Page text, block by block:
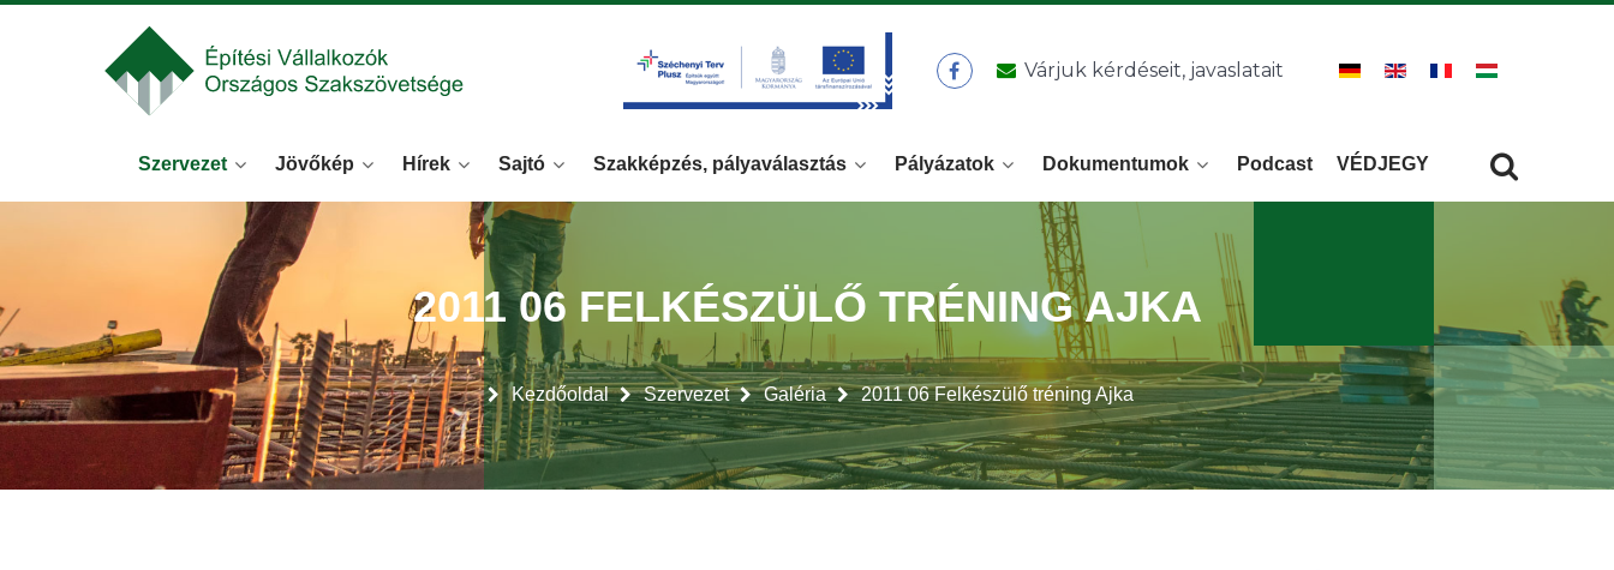
Várjuk kérdéseit, javaslatait
Szervezet Jövőkép Hírek Sajtó Szakképzés, pályaválasztás Pályázatok Dokumentumok Podcast VÉDJEGY
Keresés
Kezdőoldal Szervezet Galéria 2011 06 Felkészülő tréning Ajka
2011 06 FELKÉSZÜLŐ TRÉNING AJKA